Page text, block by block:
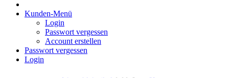
Kunden-Menü
Login
Passwort vergessen
Account erstellen
Passwort vergessen
Login